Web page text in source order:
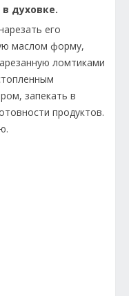
духовке.
его
маслом форму,
ломтиками
запекать в
продуктов.